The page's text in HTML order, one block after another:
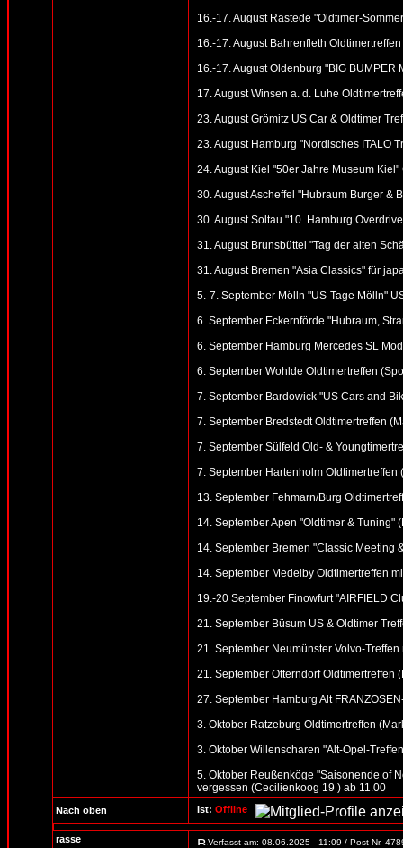
16.-17. August Rastede "Oldtimer-
16.-17. August Bahrenfleth
16.-17. August Oldenburg "BIG BUMPER
17. August Winsen a. d. Luhe
23. August Grömitz US Car & Oldtimer
23. August Hamburg "Nordisches ITALO
24. August Kiel "50er Jahre Museum
30. August Ascheffel "Hubraum Burger &
30. August Soltau "10. Hamburg
31. August Brunsbüttel "Tag der alten
31. August Bremen "Asia Classics" für
5.-7. September Mölln "US-Tage Mölln"
6. September Eckernförde "Hubraum,
6. September Hamburg Mercedes SL
6. September Wohlde Oldtimertreffen
7. September Bardowick "US Cars and
7. September Bredstedt Oldtimertreffen
7. September Sülfeld Old- &
7. September Hartenholm Oldtimertreffen
13. September Fehmarn/Burg
14. September Apen "Oldtimer & Tuning"
14. September Bremen "Classic Meeting
14. September Medelby Oldtimertreffen
19.-20 September Finowfurt "AIRFIELD
21. September Büsum US & Oldtimer
21. September Neumünster Volvo-
21. September Otterndorf Oldtimertreffen
27. September Hamburg Alt
3. Oktober Ratzeburg Oldtimertreffen
3. Oktober Willenscharen "Alt-Opel-
5. Oktober Reußenköge "Saisonende of
vergessen (Cecilienkoog 19 ) ab 11.00
Nach oben Ist: Offline
rasse Verfasst am: 08.06.2025 - 11:09 / Post Nr.